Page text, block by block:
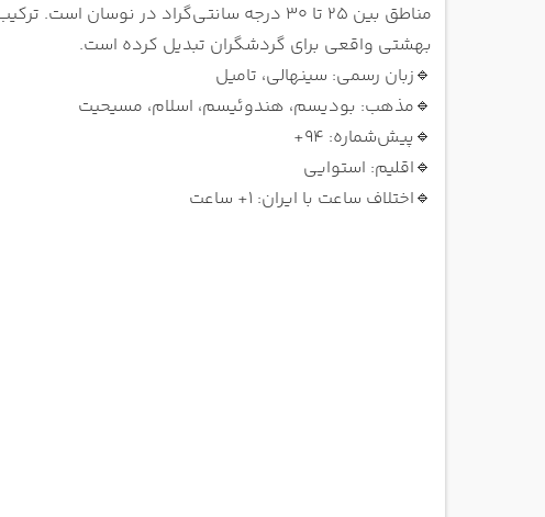
مناطق بین ۲۵ تا ۳۰ درجه سانتی‌گراد در
بهشتی واقعی برای گردشگران تبدیل کرده است.
🔹زبان رسمی: سینهالی، تامیل
🔹مذهب: بودیسم، هندوئیسم، اسلام، مسیحیت
🔹پیش‌شماره: 94+
🔹اقلیم: استوایی
🔹اختلاف ساعت با ایران: 1+ ساعت